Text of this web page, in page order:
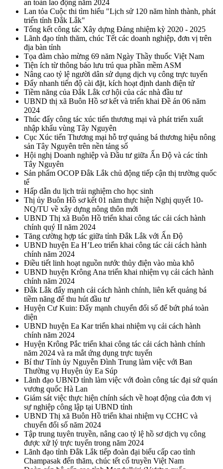
an toàn lao động năm 2024
Lan tỏa Cuộc thi tìm hiểu "Lịch sử 120 năm hình thành, phát
triển tỉnh Đắk Lắk"
Tổng kết công tác Xây dựng Đảng nhiệm kỳ 2020 - 2025
Lãnh đạo tỉnh thăm, chúc Tết các doanh nghiệp, đơn vị trên
địa bàn tỉnh
Tọa đàm chào mừng 69 năm Ngày Thầy thuốc Việt Nam
Tiện ích từ thông báo lưu trú qua phần mềm ASM
Nâng cao tỷ lệ người dân sử dụng dịch vụ công trực tuyến
Đẩy nhanh tiến độ cài đặt, kích hoạt định danh điện tử
Tiềm năng của Đắk Lắk cơ hội của các nhà đầu tư
UBND thị xã Buôn Hồ sơ kết và triển khai Đề án 06 năm
2024
Thúc đẩy công tác xúc tiến thương mại và phát triển xuất
nhập khẩu vùng Tây Nguyên
Cục Xúc tiến Thương mại hỗ trợ quảng bá thương hiệu nông
sản Tây Nguyên trên nền tảng số
Hội nghị Doanh nghiệp và Đầu tư giữa Ấn Độ và các tỉnh
Tây Nguyên
Sản phẩm OCOP Đắk Lắk chủ động tiếp cận thị trường quốc
tế
Hấp dẫn du lịch trải nghiệm cho học sinh
Thị ủy Buôn Hồ sơ kết 01 năm thực hiện Nghị quyết 10-
NQ/TU về xây dựng nông thôn mới
UBND Thị xã Buôn Hồ triển khai công tác cải cách hành
chính quý II năm 2024
Tăng cường hợp tác giữa tỉnh Đắk Lắk với Ấn Độ
UBND huyện Ea H’Leo triển khai công tác cải cách hành
chính năm 2024
Điều tiết linh hoạt nguồn nước thủy điện vào mùa khô
UBND huyện Krông Ana triển khai nhiệm vụ cải cách hành
chính năm 2024
Đắk Lắk đẩy mạnh cải cách hành chính, liên kết quảng bá
tiềm năng để thu hút đầu tư
Huyện Cư Kuin: Đẩy mạnh chuyển đổi số để bứt phá toàn
diện
UBND huyện Ea Kar triển khai nhiệm vụ cải cách hành
chính năm 2024
Huyện Krông Pắc triển khai công tác cải cách hành chính
năm 2024 và ra mắt ứng dụng trực tuyến
Bí thư Tỉnh ủy Nguyễn Đình Trung làm việc với Ban
Thường vụ Huyện ủy Ea Súp
Lãnh đạo UBND tỉnh làm việc với đoàn công tác đại sứ quán
vương quốc Hà Lan
Giám sát việc thực hiện chính sách về hoạt động của đơn vị
sự nghiệp công lập tại UBND tỉnh
UBND Thị xã Buôn Hồ triển khai nhiệm vụ CCHC và
chuyển đổi số năm 2024
Tập trung tuyên truyền, nâng cao tỷ lệ hồ sơ dịch vụ công
được xử lý trực tuyến trong năm 2024
Lãnh đạo tỉnh Đắk Lắk tiếp đoàn đại biểu cấp cao tỉnh
Champasak đến thăm, chúc tết cổ truyền Việt Nam